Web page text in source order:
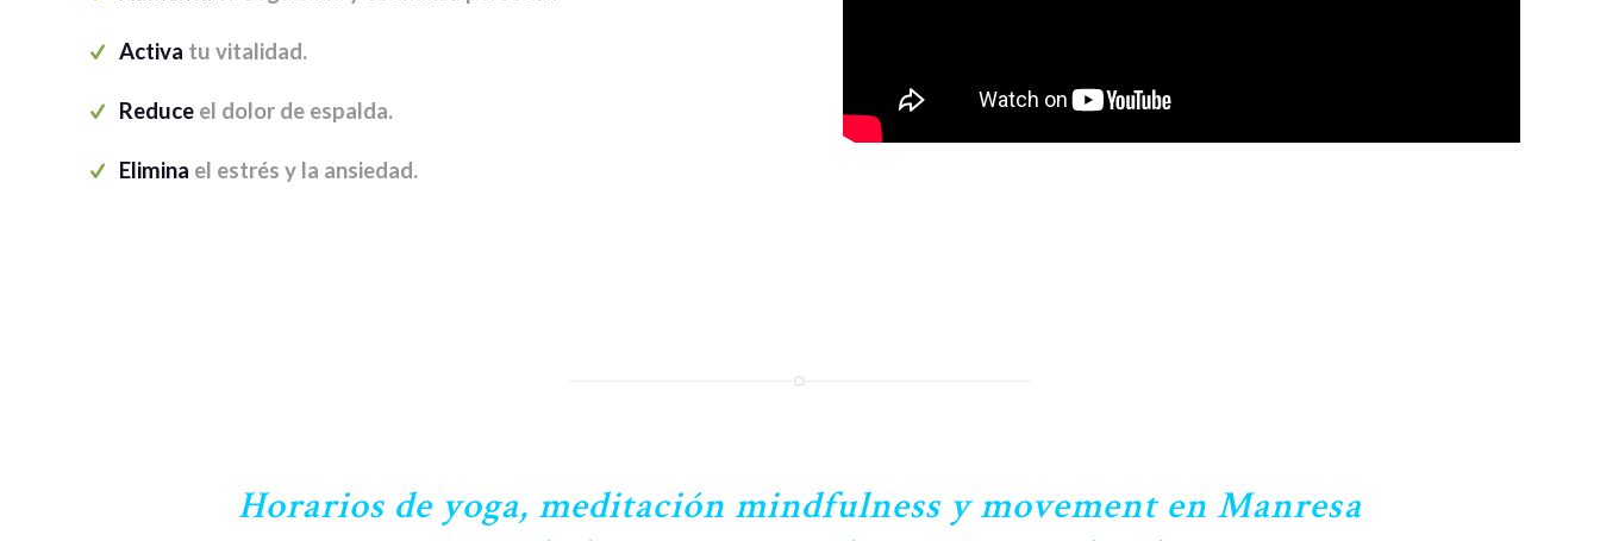
Activa tu vitalidad.
Reduceel dolor de espalda.
Elimina el estrés y la ansiedad.
Horarios de yoga, meditación mindfulness y movement en Manresa